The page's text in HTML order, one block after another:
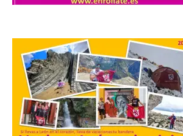
Extremadura cuenta con
uno de los cielos
estrellados con menor
contaminación lumínica
de Europa, un recurso
natural que permite disfrutar de
actividades de astroturismo durante todo
el año. La Dirección General de Turismo
ha puesto en marcha diversas iniciativas